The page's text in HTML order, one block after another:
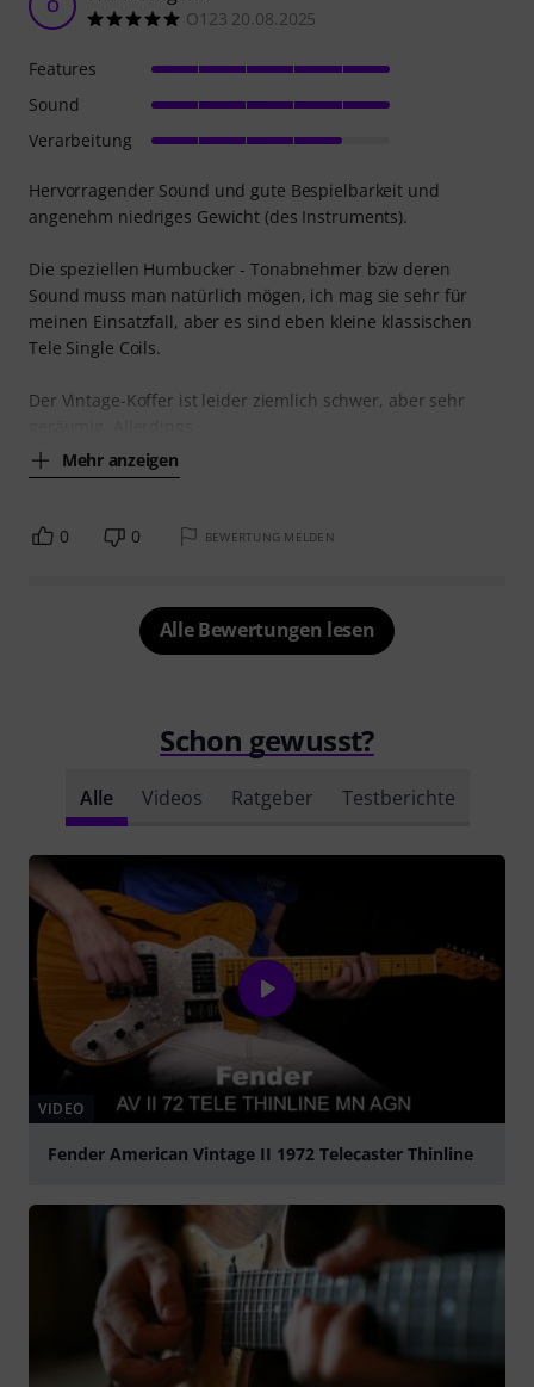
O
O123 20.08.2025
Hervorragender Sound und gute Bespielbarkeit und
angenehm niedriges Gewicht (des Instruments).
Die speziellen Humbucker - Tonabnehmer bzw deren
Sound muss man natürlich mögen, ich mag sie sehr für
meinen Einsatzfall, aber es sind eben kleine klassischen
Tele Single Coils.
Der Vintage-Koffer ist leider ziemlich schwer, aber sehr
Mehr anzeigen
Features
Sound
Verarbeitung
0 0 BEWERTUNG MELDEN
Alle Bewertungen lesen
Schon gewusst?
Alle Videos Ratgeber Testberichte
VIDEO
Fender American Vintage II 1972 Telecaster Thinline